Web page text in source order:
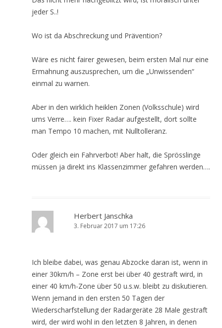
jeder S..!
Wo ist da Abschreckung und Prävention?
Wäre es nicht fairer gewesen, beim ersten Mal nur eine
Ermahnung auszusprechen, um die „Unwissenden“
einmal zu warnen.
Aber in den wirklich heiklen Zonen (Volksschule) wird
ums Verre…. kein Fixer Radar aufgestellt, dort sollte
man Tempo 10 machen, mit Nulltolleranz.
Oder gleich ein Fahrverbot! Aber halt, die Sprösslinge
müssen ja direkt ins Klassenzimmer gefahren werden….
Herbert Janschka
3. Februar 2017 um 17:26
Ich bleibe dabei, was genau Abzocke daran ist, wenn in
einer 30km/h – Zone erst bei über 40 gestraft wird, in
einer 40 km/h-Zone über 50 u.s.w. bleibt zu diskutieren.
Wenn jemand in den ersten 50 Tagen der
Wiederscharfstellung der Radargeräte 28 Male gestraft
wird, der wird wohl in den letzten 8 Jahren, in denen